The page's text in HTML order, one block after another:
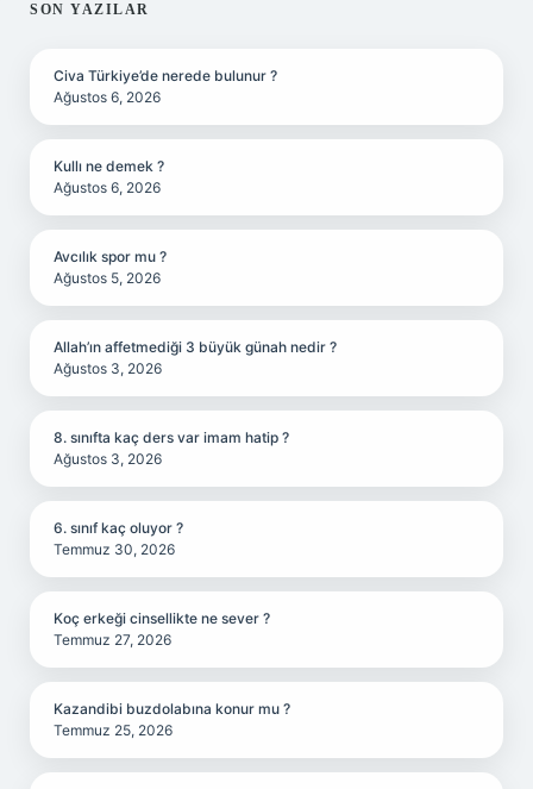
SIDEBAR
SON YAZILAR
Civa Türkiye’de nerede bulunur ?
Ağustos 6, 2026
Kullı ne demek ?
Ağustos 6, 2026
Avcılık spor mu ?
Ağustos 5, 2026
Allah’ın affetmediği 3 büyük günah nedir ?
Ağustos 3, 2026
8. sınıfta kaç ders var imam hatip ?
Ağustos 3, 2026
6. sınıf kaç oluyor ?
Temmuz 30, 2026
Koç erkeği cinsellikte ne sever ?
Temmuz 27, 2026
Kazandibi buzdolabına konur mu ?
Temmuz 25, 2026